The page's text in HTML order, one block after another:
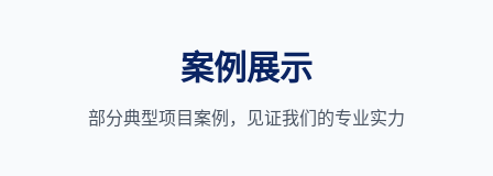
案例展示
部分典型项目案例，见证我们的专业实力